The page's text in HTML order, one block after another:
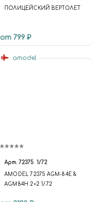
ПОЛИЦЕЙСКИЙ ВЕРТОЛЕТ
от 799 ₽
amodel
Арт. 72375 1/72
AMODEL 72375 AGM-84E &
AGM84H 2+2 1/72